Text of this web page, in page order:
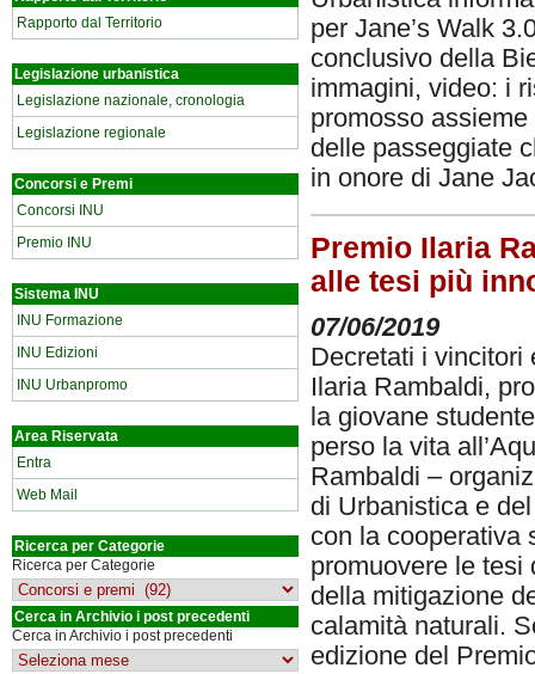
Rapporto dal Territorio
Legislazione urbanistica
Legislazione nazionale, cronologia
Legislazione regionale
Concorsi e Premi
Concorsi INU
Premio INU
Sistema INU
INU Formazione
INU Edizioni
INU Urbanpromo
Area Riservata
Entra
Web Mail
Ricerca per Categorie
Ricerca per Categorie
Cerca in Archivio i post precedenti
Cerca in Archivio i post precedenti
per Jane’s Walk
conclusivo della
immagini, video: i
promosso
delle passeggiate
in onore di Jane
Premio Ilaria
alle tesi più
07/06/2019
Decretati i vincitori
Ilaria Rambaldi,
la giovane
perso la vita
Rambaldi –
di Urbanistica e
con la cooperativa
promuovere le tesi
della mitigazione
calamità naturali.
edizione del